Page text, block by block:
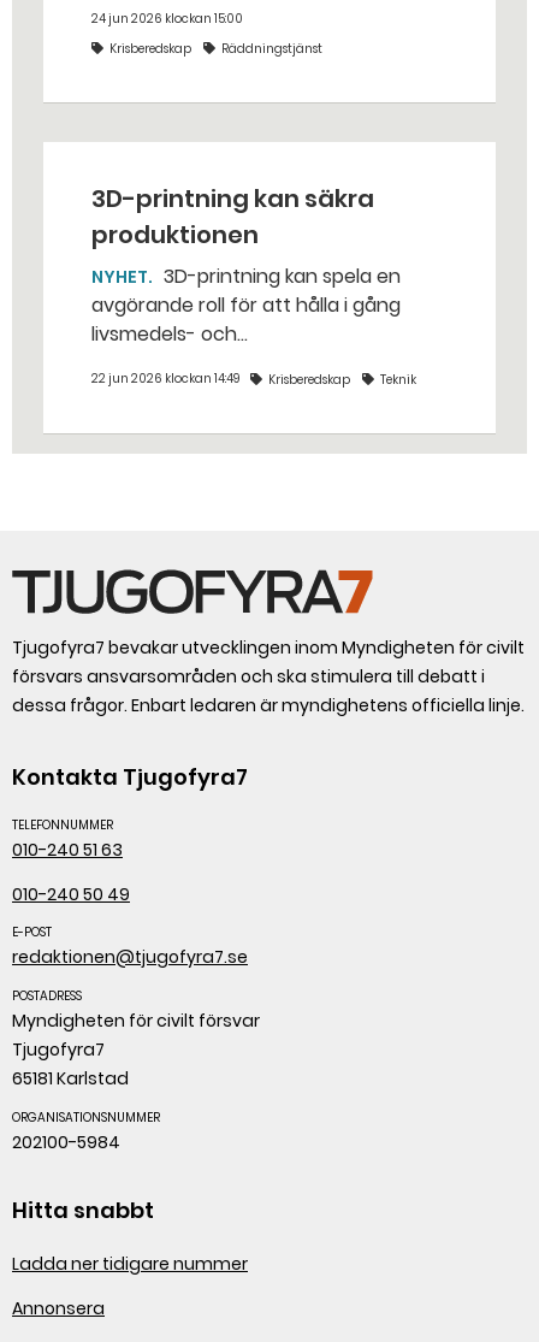
stället. Det gjorde räddningstjänsten i
Eskilstuna – tio kubikmeter närmare
24 jun 2026 klockan 15:00
Krisberedskap
Räddningstjänst
3D-printning kan säkra
produktionen
NYHET
avgörande roll för att hålla i gång
livsmedels- och
krig. – Det går att vinna mycket tid
säger Susanne Norén, enhetschef vid
22 jun 2026 klockan 14:49 Krisberedskap Teknik
Tjugofyra7 bevakar utvecklingen inom Myndigheten för civilt
försvars ansvarsområden och ska stimulera till debatt i
dessa frågor. Enbart ledaren är myndighetens officiella linje.
Kontakta Tjugofyra7
TELEFONNUMMER
010-240 51 63
010-240 50 49
E-POST
redaktionen@tjugofyra7.se
POSTADRESS
Myndigheten för civilt försvar
Tjugofyra7
65181 Karlstad
ORGANISATIONSNUMMER
202100-5984
Hitta snabbt
Ladda ner tidigare nummer
Annonsera